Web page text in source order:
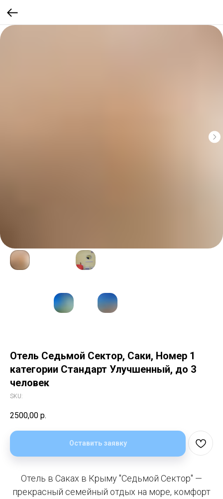
Отель Седьмой Сектор, Саки, Номер 1
категории Стандарт Улучшенный, до 3
человек
SKU:
2500,00 р.
Оставить заявку
Отель в Саках в Крыму "Седьмой Сектор" —
прекрасный семейный отдых на море, комфорт